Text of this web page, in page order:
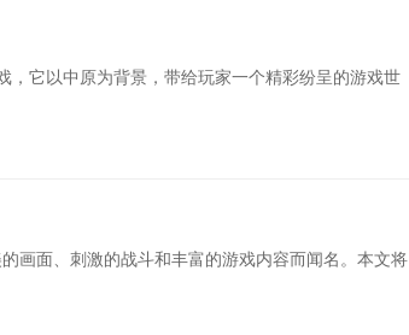
，它以中原为背景，带给玩家一个精彩纷呈的游戏世
画面、刺激的战斗和丰富的游戏内容而闻名。本文将